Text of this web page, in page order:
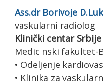
Ass.dr Borivoje
vaskularni radiolog
Klinički centar Srbije
Medicinski fakultet-
• Odeljenje
• Klinika za